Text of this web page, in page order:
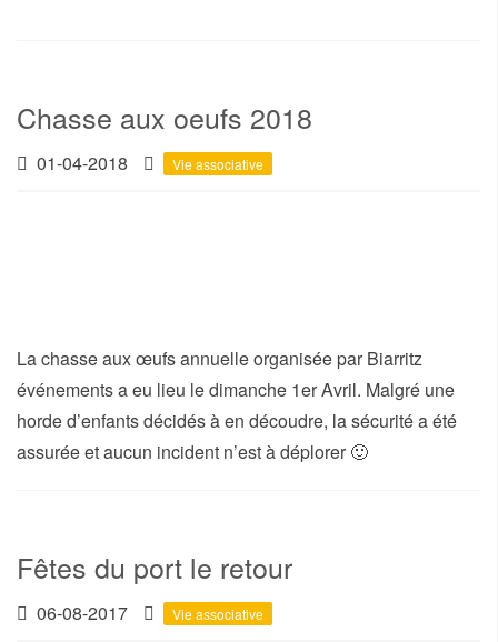
Chasse aux oeufs 2018
01-04-2018 Vie associative
La chasse aux œufs annuelle organisée par Biarritz
événements a eu lieu le dimanche 1er Avril. Malgré une
horde d’enfants décidés à en découdre, la sécurité a été
assurée et aucun incident n’est à déplorer 🙂
Fêtes du port le retour
06-08-2017 Vie associative